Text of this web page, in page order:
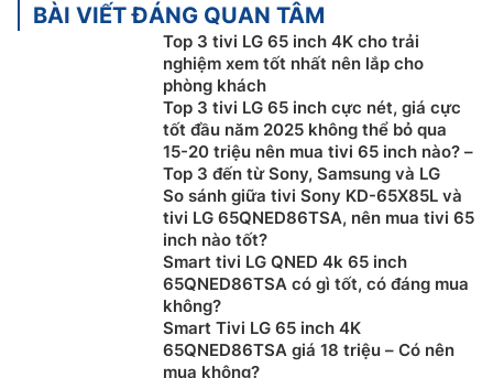
AI Picture Wizard:Lựa chọn chế độ yêu thích, AI
Picture Wizard sẽ thiết lập những khung hình được tinh
chỉnh theo sở thích của bạn từ 85 triệu khả năng, sau
đó thêm chế độ vào hồ sơ của bạn.
Sau khi phân loại khung hình, tính năng
Giảm nhiễu AI và Siêu phân giải AI sẽ nâng cấp từng
khung hình chạm ngưỡng tuyệt hảo, bảo toàn chất
BÀI VIẾT ĐÁNG QUAN TÂM
Top 3 tivi LG 65 inch 4K cho trải
nghiệm xem tốt nhất nên lắp cho
phòng khách
Top 3 tivi LG 65 inch cực nét, giá cực
tốt đầu năm 2025 không thể bỏ qua
15-20 triệu nên mua tivi 65 inch nào? –
Top 3 đến từ Sony, Samsung và LG
So sánh giữa tivi Sony KD-65X85L và
tivi LG 65QNED86TSA, nên mua tivi 65
inch nào tốt?
Smart tivi LG QNED 4k 65 inch
65QNED86TSA có gì tốt, có đáng mua
không?
Smart Tivi LG 65 inch 4K
65QNED86TSA giá 18 triệu – Có nên
mua không?